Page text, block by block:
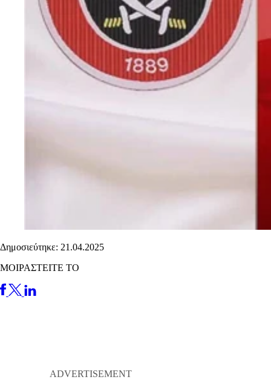
Δημοσιεύτηκε: 21.04.2025
ΜΟΙΡΑΣΤΕΙΤΕ ΤΟ